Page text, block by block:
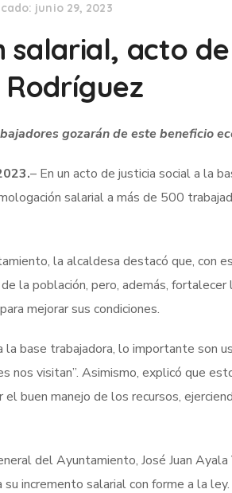
junio 29, 2023
salarial, acto
gozarán de este beneficio
– En un acto de justicia social a la
salarial a más de 500
la alcaldesa destacó que, con
la población, pero, además,
mejorar sus condiciones.
la base trabajadora, lo importante son
nos visitan”. Asimismo, explicó que
buen manejo de los recursos,
del Ayuntamiento, José Juan
incremento salarial con forme a la